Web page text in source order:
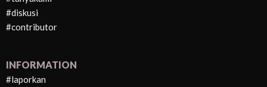
#diskusi
#contributor
INFORMATION
#laporkan